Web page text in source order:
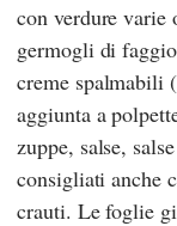
con verdure varie
germogli di
creme spalmabili
aggiunta a
zuppe, salse,
consigliati anche
crauti. Le foglie